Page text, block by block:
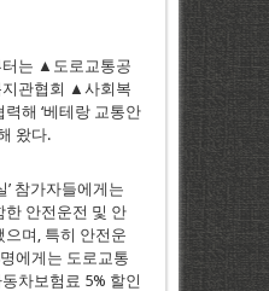
터는 ▲도로교통공
관협회 ▲사회복
해 ‘베테랑 교통안
왔다.
’ 참가자들에게는
한 안전운전 및 안
며, 특히 안전운
에게는 도로교통
차보험료 5% 할인